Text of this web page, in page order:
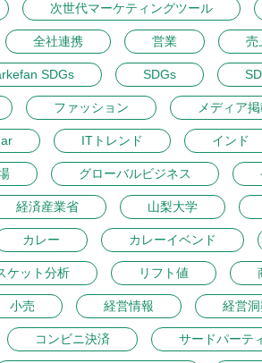
次世代マーケティングツール
全社連携 営業 売
SDGs SDGs
ファッション メディア
ITトレンド インド
グローバルビジネス
経済産業省 山梨大学
カレー カレーイベンド
ケット分析 リフト値
小売 経営情報 経営洞
コンビニ決済 サードパーテ